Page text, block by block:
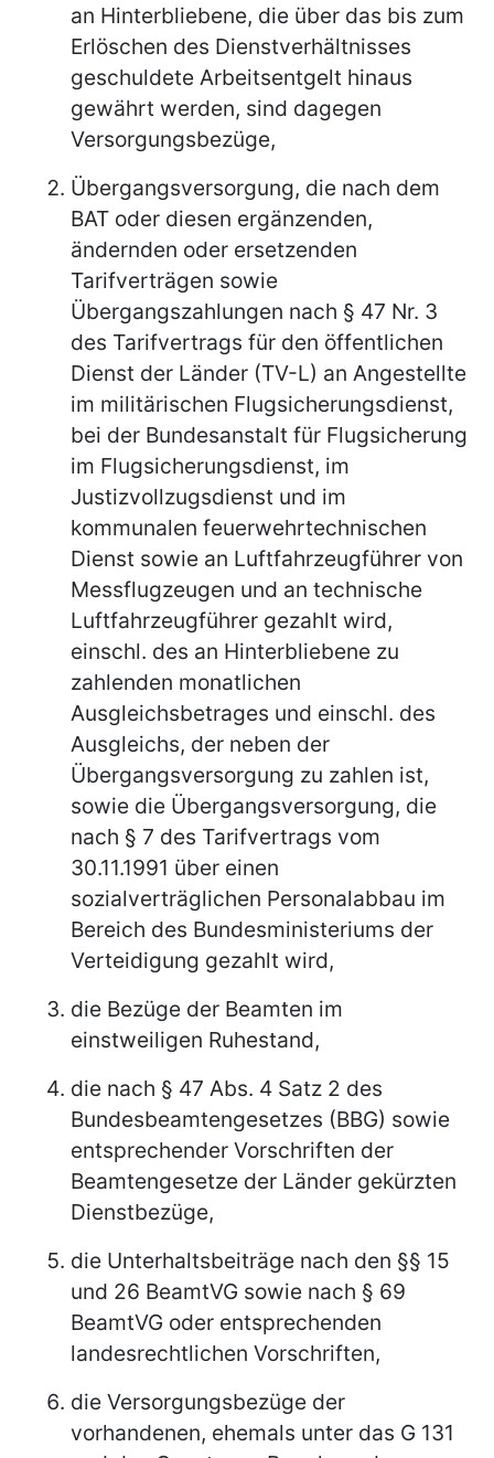
an Hinterbliebene, die über das bis zum
Erlöschen des Dienstverhältnisses
geschuldete Arbeitsentgelt hinaus
gewährt werden, sind dagegen
Versorgungsbezüge,
Übergangsversorgung, die nach dem
BAT oder diesen ergänzenden,
ändernden oder ersetzenden
Tarifverträgen sowie
Übergangszahlungen nach § 47 Nr. 3
des Tarifvertrags für den öffentlichen
Dienst der Länder (TV-L) an Angestellte
im militärischen Flugsicherungsdienst,
bei der Bundesanstalt für Flugsicherung
im Flugsicherungsdienst, im
Justizvollzugsdienst und im
kommunalen feuerwehrtechnischen
Dienst sowie an Luftfahrzeugführer von
Messflugzeugen und an technische
Luftfahrzeugführer gezahlt wird,
einschl. des an Hinterbliebene zu
zahlenden monatlichen
Ausgleichsbetrages und einschl. des
Ausgleichs, der neben der
Übergangsversorgung zu zahlen ist,
sowie die Übergangsversorgung, die
nach § 7 des Tarifvertrags vom
30.11.1991 über einen
sozialverträglichen Personalabbau im
Bereich des Bundesministeriums der
Verteidigung gezahlt wird,
die Bezüge der Beamten im
einstweiligen Ruhestand,
die nach § 47 Abs. 4 Satz 2 des
Bundesbeamtengesetzes (BBG) sowie
entsprechender Vorschriften der
Beamtengesetze der Länder gekürzten
Dienstbezüge,
die Unterhaltsbeiträge nach den §§ 15
und 26 BeamtVG sowie nach § 69
BeamtVG oder entsprechenden
landesrechtlichen Vorschriften,
die Versorgungsbezüge der
vorhandenen, ehemals unter das G 131